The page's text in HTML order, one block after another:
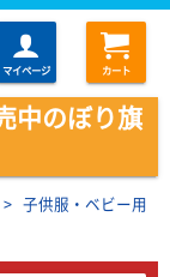
マイページ カート
中のぼり旗
> 子供服・ベビー用